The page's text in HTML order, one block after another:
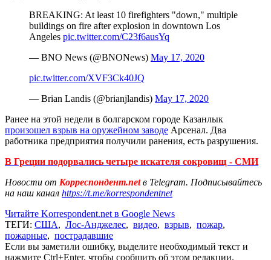
BREAKING: At least 10 firefighters "down," multiple
buildings on fire after explosion in downtown Los
Angeles pic.twitter.com/C23f6ausYq
— BNO News (@BNONews) May 17, 2020
pic.twitter.com/XVF3Ck40JQ
— Brian Landis (@brianjlandis) May 17, 2020
Ранее на этой недели в болгарском городе Казанлык
произошел взрыв на оружейном заводе Арсенал. Два
работника предприятия получили ранения, есть разрушения.
В Греции подорвались четыре искателя сокровищ - СМИ
Новости от Корреспондент.netв Telegram. Подписывайтесь
на наш канал https://t.me/korrespondentnet
Читайте Korrespondent.net в Google News
ТЕГИ: США, Лос-Анджелес, видео, взрыв, пожар,
пожарные, пострадавшие
Если вы заметили ошибку, выделите необходимый текст и
нажмите Ctrl+Enter, чтобы сообщить об этом редакции.